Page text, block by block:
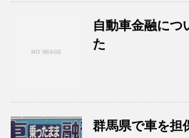
自動車金融につ
た
群馬県で車を担